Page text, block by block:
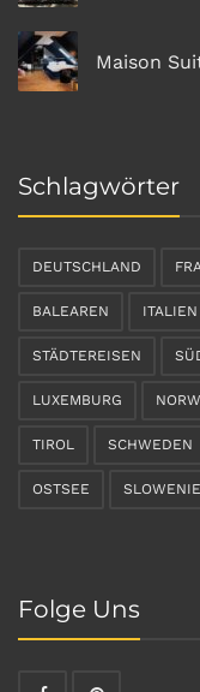
Maison
Schlagwörter
DEUTSCHLAND
BALEAREN ITALIEN
STÄDTEREISEN
LUXEMBURG
TIROL SCHWEDEN
OSTSEE
Folge Uns